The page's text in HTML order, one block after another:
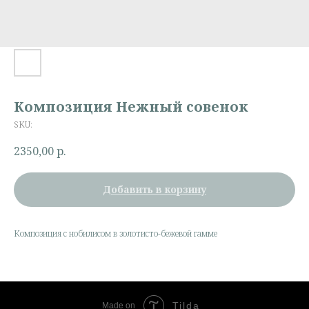
Композиция Нежный совенок
SKU:
2350,00р.
Добавить в корзину
Композиция с нобилисом в золотисто-бежевой гамме
Made on Tilda